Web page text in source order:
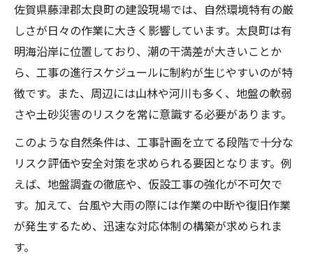
建設業の視点から考える暮らしの安全性
建設と地域社会が創る持続可能な未来像
労働環境改善を目指す佐賀県藤津郡の視点
建設労働環境改善に向けた地域の取り組み
太良町役場と建設現場の連携強化事例
建設労働者の働きやすさを実現する工夫
建設退職金共済制度と佐賀の活用動向
建設労働者に求められる現場対応力とは
建設現場で必要な現場対応力と役割意識
佐賀県藤津郡太良町の建設現場では、自然環境特有の厳
しさが日々の作業に大きく影響しています。太良町は有
明海沿岸に位置しており、潮の干満差が大きいことか
ら、工事の進行スケジュールに制約が生じやすいのが特
徴です。また、周辺には山林や河川も多く、地盤の軟弱
さや土砂災害のリスクを常に意識する必要があります。
このような自然条件は、工事計画を立てる段階で十分な
リスク評価や安全対策を求められる要因となります。例
えば、地盤調査の徹底や、仮設工事の強化が不可欠で
す。加えて、台風や大雨の際には作業の中断や復旧作業
が発生するため、迅速な対応体制の構築が求められま
す。